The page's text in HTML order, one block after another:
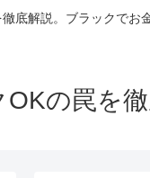
底解説。ブラックでお
の罠を